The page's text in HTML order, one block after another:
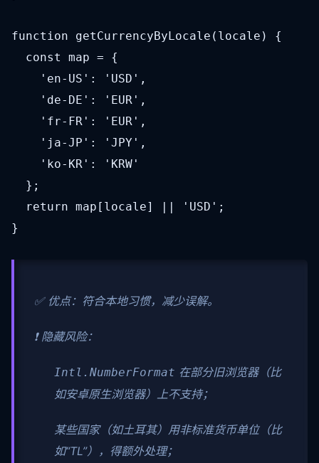
function getCurrencyByLocale(locale) {
const map = {
'en-US': 'USD',
'de-DE': 'EUR',
'fr-FR': 'EUR',
'ja-JP': 'JPY',
'ko-KR': 'KRW'
};
return map[locale] || 'USD';
}
✅ 优点：符合本地习惯，减少误解。
❗ 隐藏风险：
Intl.NumberFormat 在部分旧浏览器（比
如安卓原生浏览器）上不支持；
某些国家（如土耳其）用非标准货币单位（比
如“TL”），得额外处理；